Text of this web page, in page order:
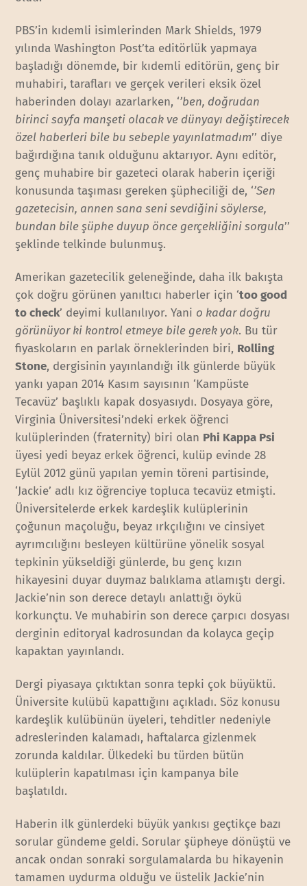
PBS’in kıdemli isimlerinden Mark Shields, 1979
yılında Washington Post’ta editörlük yapmaya
başladığı dönemde, bir kıdemli editörün, genç bir
muhabiri, tarafları ve gerçek verileri eksik özel
haberinden dolayı azarlarken, ‘’ben, doğrudan
birinci sayfa manşeti olacak ve dünyayı değiştirecek
özel haberleri bile bu sebeple yayınlatmadım’’ diye
bağırdığına tanık olduğunu aktarıyor. Aynı editör,
genç muhabire bir gazeteci olarak haberin içeriği
konusunda taşıması gereken şüpheciliği de, ‘’Sen
gazetecisin, annen sana seni sevdiğini söylerse,
bundan bile şüphe duyup önce gerçekliğini sorgula’’
şeklinde telkinde bulunmuş.
Amerikan gazetecilik geleneğinde, daha ilk bakışta
çok doğru görünen yanıltıcı haberler için ‘too good
to check’ deyimi kullanılıyor. Yani o kadar doğru
görünüyor ki kontrol etmeye bile gerek yok. Bu tür
fiyaskoların en parlak örneklerinden biri, Rolling
Stone, dergisinin yayınlandığı ilk günlerde büyük
yankı yapan 2014 Kasım sayısının ‘Kampüste
Tecavüz’ başlıklı kapak dosyasıydı. Dosyaya göre,
Virginia Üniversitesi’ndeki erkek öğrenci
kulüplerinden (fraternity) biri olan Phi Kappa Psi
üyesi yedi beyaz erkek öğrenci, kulüp evinde 28
Eylül 2012 günü yapılan yemin töreni partisinde,
‘Jackie’ adlı kız öğrenciye topluca tecavüz etmişti.
Üniversitelerde erkek kardeşlik kulüplerinin
çoğunun maçoluğu, beyaz ırkçılığını ve cinsiyet
ayrımcılığını besleyen kültürüne yönelik sosyal
tepkinin yükseldiği günlerde, bu genç kızın
hikayesini duyar duymaz balıklama atlamıştı dergi.
Jackie’nin son derece detaylı anlattığı öykü
korkunçtu. Ve muhabirin son derece çarpıcı dosyası
derginin editoryal kadrosundan da kolayca geçip
kapaktan yayınlandı.
Dergi piyasaya çıktıktan sonra tepki çok büyüktü.
Üniversite kulübü kapattığını açıkladı. Söz konusu
kardeşlik kulübünün üyeleri, tehditler nedeniyle
adreslerinden kalamadı, haftalarca gizlenmek
zorunda kaldılar. Ülkedeki bu türden bütün
kulüplerin kapatılması için kampanya bile
başlatıldı.
Haberin ilk günlerdeki büyük yankısı geçtikçe bazı
sorular gündeme geldi. Sorular şüpheye dönüştü ve
ancak ondan sonraki sorgulamalarda bu hikayenin
tamamen uydurma olduğu ve üstelik Jackie’nin